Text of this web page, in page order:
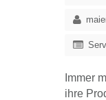
Immer
ihre